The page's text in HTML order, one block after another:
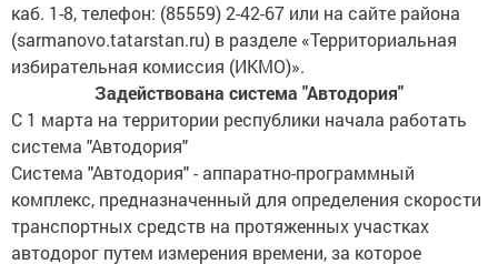
каб. 1-8, телефон: (85559) 2-42-67 или на сайте района
(sarmanovo.tatarstan.ru) в разделе «Территориальная
избирательная комиссия (ИКМО)».
Задействована система "Автодория"
С 1 марта на территории республики начала работать
система "Автодория"
Система "Автодория" - аппаратно-программный
комплекс, предназначенный для определения скорости
транспортных средств на протяженных участках
автодорог путем измерения времени, за которое